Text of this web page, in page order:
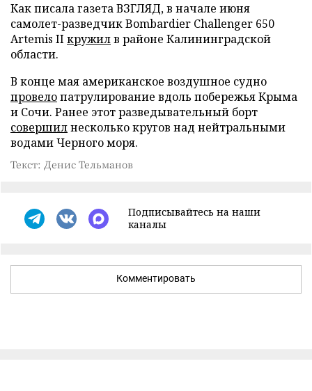
Как писала газета ВЗГЛЯД, в начале июня
самолет-разведчик Bombardier Challenger 650
Artemis II кружилв районе Калининградской
области.
В конце мая американское воздушное судно
провелопатрулирование вдоль побережья Крыма
и Сочи. Ранее этот разведывательный борт
совершилнесколько кругов над нейтральными
водами Черного моря.
Текст: Денис Тельманов
Подписывайтесь на наши
каналы
Комментировать